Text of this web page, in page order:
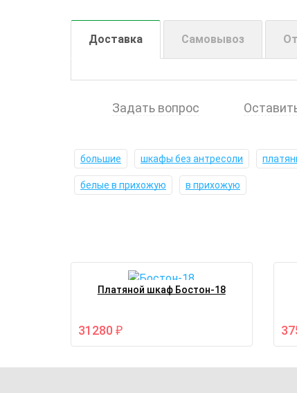
Доставка Самовывоз
Задать вопрос
большие шкафы без антресоли
белые в прихожую в прихожую
Платяной шкаф Бостон-18
31280 ₽